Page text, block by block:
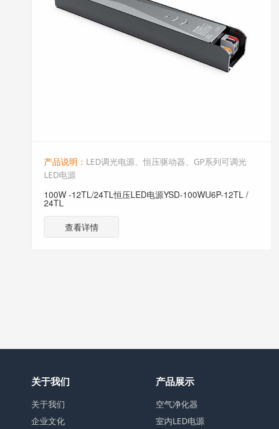
产品说明： LED调光电源、恒压驱动器、GP系列可调光
LED电源
100W -12TL/24TL恒压LED电源YSD-100WU6P-12TL /
24TL
查看详情
关于我们
关于我们
企业文化
产品展示
空气净化器
室内LED电源